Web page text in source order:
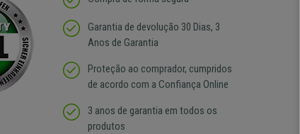
Garantia de devolução 30 Dias, 3
Anos de Garantia
Proteção ao comprador, cumpridos
de acordo com a Confiança Online
3 anos de garantia em todos os
produtos